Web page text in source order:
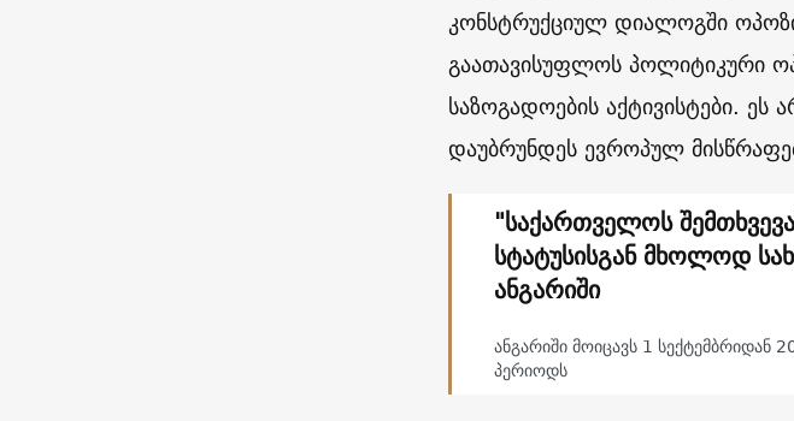
კონსტრუქციულ დიალოგში
გაათავისუფლოს პოლიტიკური
საზოგადოების აქტივისტები.
დაუბრუნდეს ევროპულ
"საქართველოს
სტატუსისგან მხოლოდ
ანგარიში
ანგარიში მოიცავს 1 სექტემბრიდან
პერიოდს